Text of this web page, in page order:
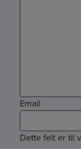
Email
Dette felt er til